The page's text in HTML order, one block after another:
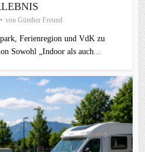
von Günther Freund
Ferienregion und VdK zu
Sowohl „Indoor als auch...